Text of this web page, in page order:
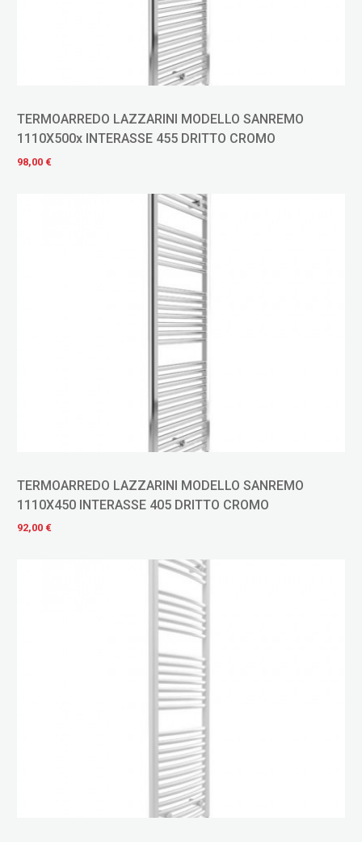
TERMOARREDO LAZZARINI MODELLO SANREMO
1110X500x INTERASSE 455 DRITTO CROMO
98,00 €
TERMOARREDO LAZZARINI MODELLO SANREMO
1110X450 INTERASSE 405 DRITTO CROMO
92,00 €